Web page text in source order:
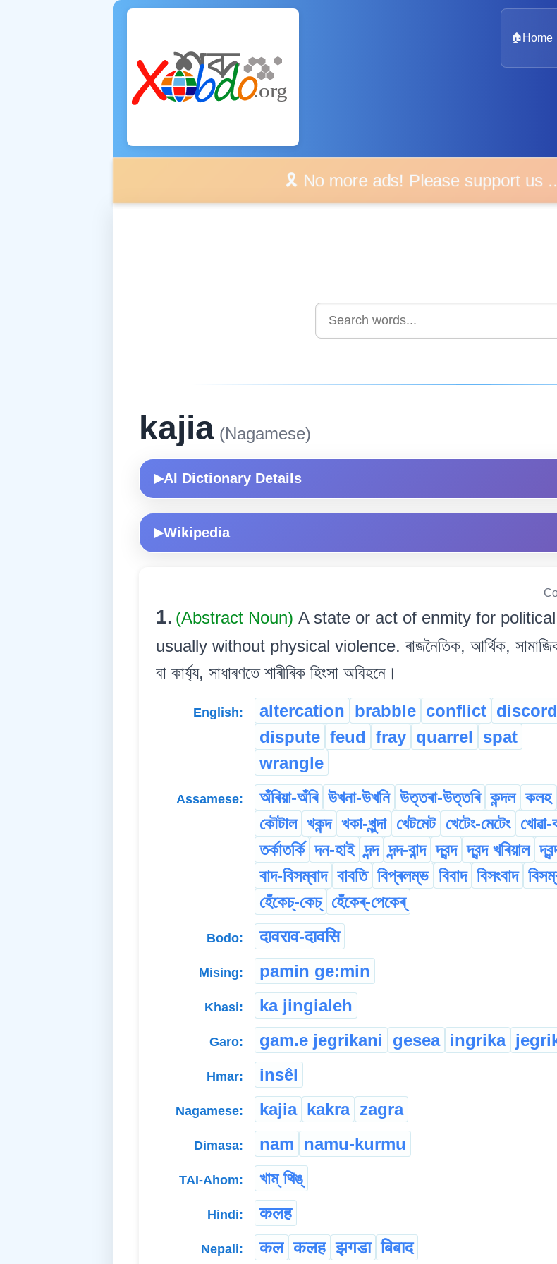
🏠 Home
🎗️ No more ads! Please support us
kajia (Nagamese)
▶AI Dictionary Details
▶Wikipedia
1. (Abstract Noun) A state or act of enmity for
usually without physical violence. ৰাজনৈতিক, আৰ্থিক,
বা কাৰ্য্য, সাধাৰণতে শাৰীৰিক হিংসা অবিহনে।
English: altercation brabble conflict discord
dispute feud fray quarrel
spat
wrangle
Assamese: অঁৰিয়া-অঁৰি উখনা-উখনি উত্তৰা-উত্তৰি কন্দল কলহ
কৌটাল খকন্দ খকা-খুন্দা খেটমেট খেটেং-মেটেং খোৱা-
তৰ্কাতৰ্কি দন-হাই দন্দ দন্দ-বান্দ দ্বন্দ দ্বন্দ খৰিয়াল
বাদ-বিসম্বাদ বাবতি বিপ্ৰলম্ভ বিবাদ বিসংবাদ
হেঁকেচ্-কেচ্‌ হেঁকেৰ্‌-পেকেৰ্‌
Bodo: दावराव-दावसि
Mising: pamin ge:min
Khasi: ka jingialeh
Garo: gam.e jegrikani gesea ingrika
Hmar: insêl
Nagamese: kajia kakra zagra
Dimasa: nam namu-kurmu
TAI-Ahom: খাম্ থিঙ্
Hindi: कलह
Nepali: कल कलह झगडा बिबाद